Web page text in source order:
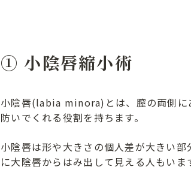
① 小陰唇縮小術
小陰唇(labia minora)とは、膣の両側に
防いでくれる役割を持ちます。
小陰唇は形や大きさの個人差が大きい
に大陰唇からはみ出して見える人もいま